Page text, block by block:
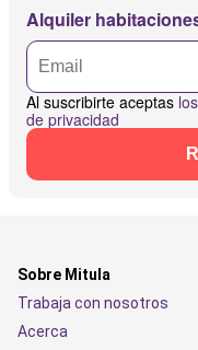
Alquiler
Al suscribirte aceptas
de privacidad
Sobre Mitula
Trabaja con nosotros
Acerca